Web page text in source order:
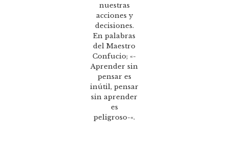
nuestras
acciones y
decisiones.
En palabras
del Maestro
Confucio; «-
Aprender sin
pensar es
inútil, pensar
sin aprender
es
peligroso-«.